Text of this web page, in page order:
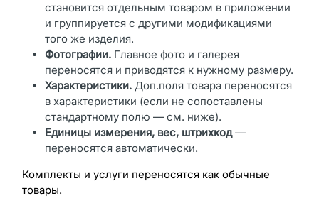
становится отдельным товаром в приложении
и группируется с другими модификациями
того же изделия.
Фотографии. Главное фото и галерея
переносятся и приводятся к нужному размеру.
Характеристики. Доп.поля товара переносятся
в характеристики (если не сопоставлены
стандартному полю — см. ниже).
Единицы измерения, вес, штрихкод—
переносятся автоматически.
Комплекты и услуги переносятся как обычные
товары.